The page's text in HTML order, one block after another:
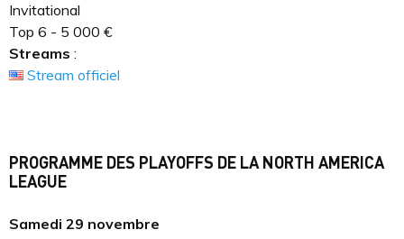
Invitational
Top 6 - 5 000 €
Streams :
Stream officiel
PROGRAMME DES PLAYOFFS DE LA NORTH AMERICA
LEAGUE
Samedi 29 novembre